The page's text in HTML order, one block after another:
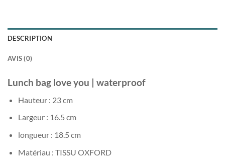
DESCRIPTION
AVIS (0)
Lunch bag love you | waterproof
Hauteur : 23 cm
Largeur : 16.5 cm
longueur : 18.5 cm
Matériau : TISSU OXFORD